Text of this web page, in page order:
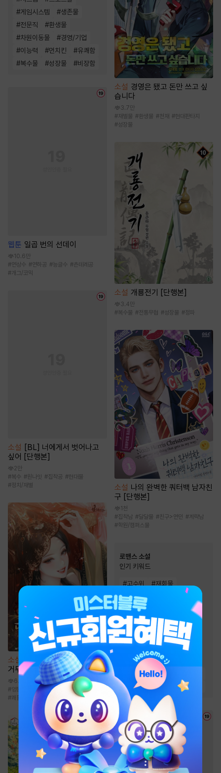
#게임시스템 #생존물
#전문직 #환생물
#차원이동물 #경영/기업
#이능력 #먼치킨 #유쾌함
#복수물 #성장물 #비장함
웹툰 일곱 번의 선데이
10.6만
#연상수 #연하공 #능글수 #츤데레공
# 개그/코믹
소설
[BL] 너에게서 벗어나고
싶어 [단행본]
2만
#복수 #원나잇 #집착공 #현대물
#정치/재벌
소설 중생 후 다섯 명의 권신을
거두었다
6.5만
#엉뚱녀 왕족/귀족
회귀/타임슬립
#쾌활발랄녀 걸크러시
소설 경영은 됐고 돈만 쓰고 싶
습니다
3.7만
#재벌물 #환생물 #천재 #현대판타지
#성장물
소설 개룡전기 [단행본]
3.4만
#복수물 #전통무협 #성장물 #정파
소설 나의 완벽한 쿼터백 남자친
구 [단행본]
1천
#집착남 #달달물 #친구>연인 #계략남
#학원/캠퍼스물
로맨스 소설
인기 키워드
#고수위 #재회물
#몸정>맘정
#순정남
# 계략남 #
오해
#운명적사랑 #직진남
#집착남
왕족/귀족 #첫사랑
능력녀 #절륜남
#순진녀 능력남 #상처녀